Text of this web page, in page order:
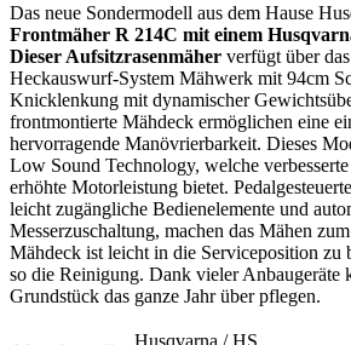
Das neue Sondermodell aus dem Hause
Frontmäher R 214C mit einem
Dieser Aufsitzrasenmäher verfügt über
Heckauswurf-System Mähwerk mit 94cm
Knicklenkung mit dynamischer
frontmontierte Mähdeck ermöglichen eine
hervorragende Manövrierbarkeit. Dieses
Low Sound Technology, welche
erhöhte Motorleistung bietet.
leicht zugängliche Bedienelemente und
Messerzuschaltung, machen das Mähen
Mähdeck ist leicht in die Serviceposition zu
so die Reinigung. Dank vieler Anbaugeräte
Grundstück das ganze Jahr über pflegen.
Husqvarna / HS